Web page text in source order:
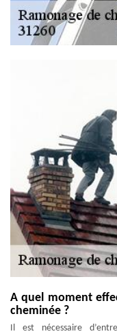
A quel moment
cheminée ?
Il est nécessaire